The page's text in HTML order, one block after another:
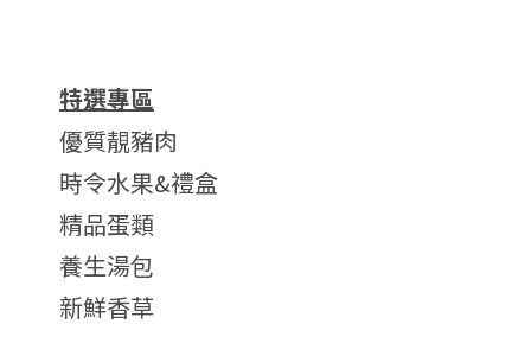
特選專區
優質靚豬肉
時令水果&禮盒
精品蛋類
養生湯包
新鮮香草